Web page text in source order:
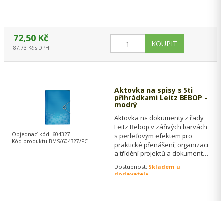
72,50 Kč
87,73 Kč s DPH
Aktovka na spisy s 5ti
přihrádkami Leitz BEBOP -
modrý
Aktovka na dokumenty z řady
Leitz Bebop v zářivých barvách
s perleťovým efektem pro
praktické přenášení, organizaci
a třídění projektů a dokumentů.
Dostupnost: Skladem u
dodavatele
Objednací kód: 604327
Kód produktu BMS/604327/PC